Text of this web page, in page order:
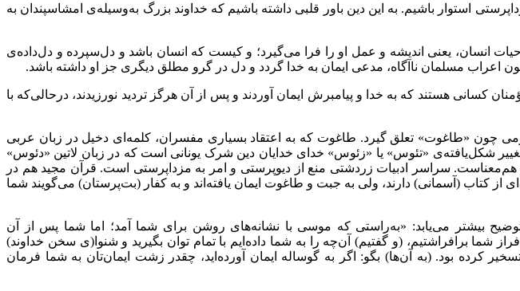
استوار باشیم. به این دین باور قلبی داشته باشیم که خداوند بزرگ به‌وسیله‌ی امشاسپندان به
یعنی اندیشه و عمل او را فرا می‌گیرد؛ و کیست که انسان باشد و دل‌سپرده‌ و دل‌داده‌ی
اعراب مسلمان ناآگاه، مدعی ایمان به خدا گردد و دل در گرو مطلق دیگری جز او داشته باشد.
کسانی هستند که به خدا و پیامبرش ایمان آوردند و پس از آن هرگز تردید نورزیدند، درحالی‌که با
چون «طاغوت» تعلق گیرد. طاغوت که به اعتقاد بسیاری مفسران، کلمه‌ای دخیل در زبان عربی
شکل‌یافته‌ی «تئوس» یا «زئوس» خدای خدایان دین شرک یونانی است که در زبان لاتین «دئوس»
سراسر ادبیات زردشتی منع از دیوپرستی و امر به مزداپرستی است. قرآن مجید هم در
از کتاب (آسمانی) دارند، ولی به جبت و طاغوت ایمان یافته‌اند و به کفار (بت‌پرستان) می‌گویند شما
بیشتر می‌یابد: «به‌راستی که موسی با نشانه‌های روشن برای شما آمد؛ اما شما پس از آن
شما برافراشتیم، (و گفتیم) آن‌چه را به شما داده‌ایم با تمام توان بگیرید و شنوا(ی سخن خداوند)
کرده بود. (به آن‌ها) بگو: اگر به گوساله ایمان آورده‌اید، چقدر زشت ایمان‌تان به شما فرمان